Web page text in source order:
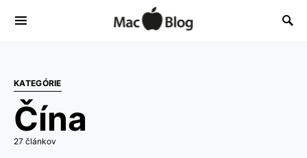
KATEGÓRIE
Čína
27 článkov